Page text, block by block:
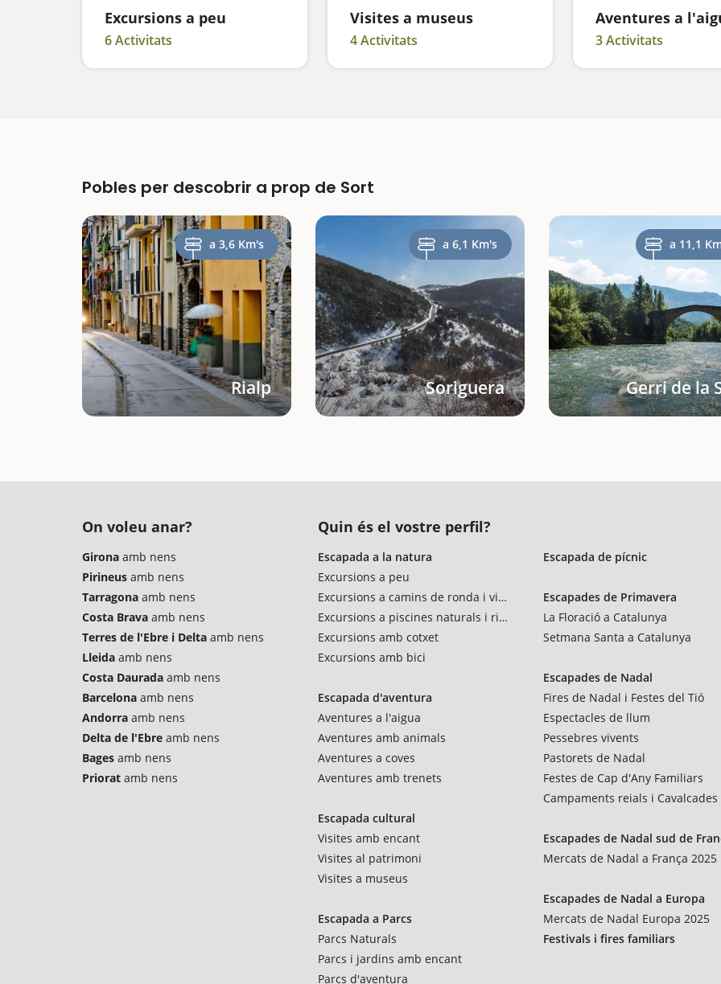
Excursions a peu
6 Activitats
Visites a museus
4 Activitats
Aventures a
3 Activitats
Pobles per descobrir a prop de Sort
a 3,6 Km's
Rialp
a 6,1 Km's
Soriguera
a 11,1
Gerri de la
On voleu anar?
Girona amb nens
Pirineus amb nens
Tarragona amb nens
Costa Brava amb nens
Terres de l'Ebre i Delta amb nens
Lleida amb nens
Costa Daurada amb nens
Barcelona amb nens
Andorra amb nens
Delta de l'Ebre amb nens
Bages amb nens
Priorat amb nens
Quin és el vostre perfil?
Escapada a la natura
Excursions a peu
Excursions a camins de ronda i vies verdes
Excursions a piscines naturals i rius
Excursions amb cotxet
Excursions amb bici
Escapada d'aventura
Aventures a l'aigua
Aventures amb animals
Aventures a coves
Aventures amb trenets
Escapada cultural
Visites amb encant
Visites al patrimoni
Visites a museus
Escapada a Parcs
Parcs Naturals
Parcs i jardins amb encant
Parcs d'aventura
Escapada de pícnic
Escapades de Primavera
La Floració a Catalunya
Setmana Santa a Catalunya
Escapades de Nadal
Fires de Nadal i Festes del Tió
Espectacles de llum
Pessebres vivents
Pastorets de Nadal
Festes de Cap d'Any Familiars
Campaments reials i Cavalcades
Escapades de Nadal sud de
Mercats de Nadal a França 2025
Escapades de Nadal a Europa
Mercats de Nadal Europa 2025
Festivals i fires familiars